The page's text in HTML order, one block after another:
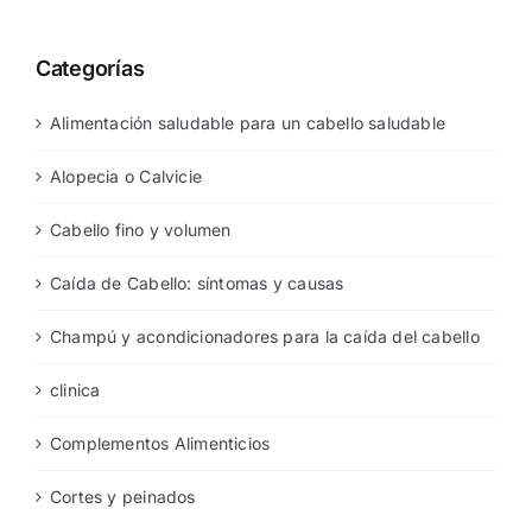
Categorías
Alimentación saludable para un cabello saludable
Alopecia o Calvicie
Cabello fino y volumen
Caída de Cabello: síntomas y causas
Champú y acondicionadores para la caída del cabello
clinica
Complementos Alimenticios
Cortes y peinados